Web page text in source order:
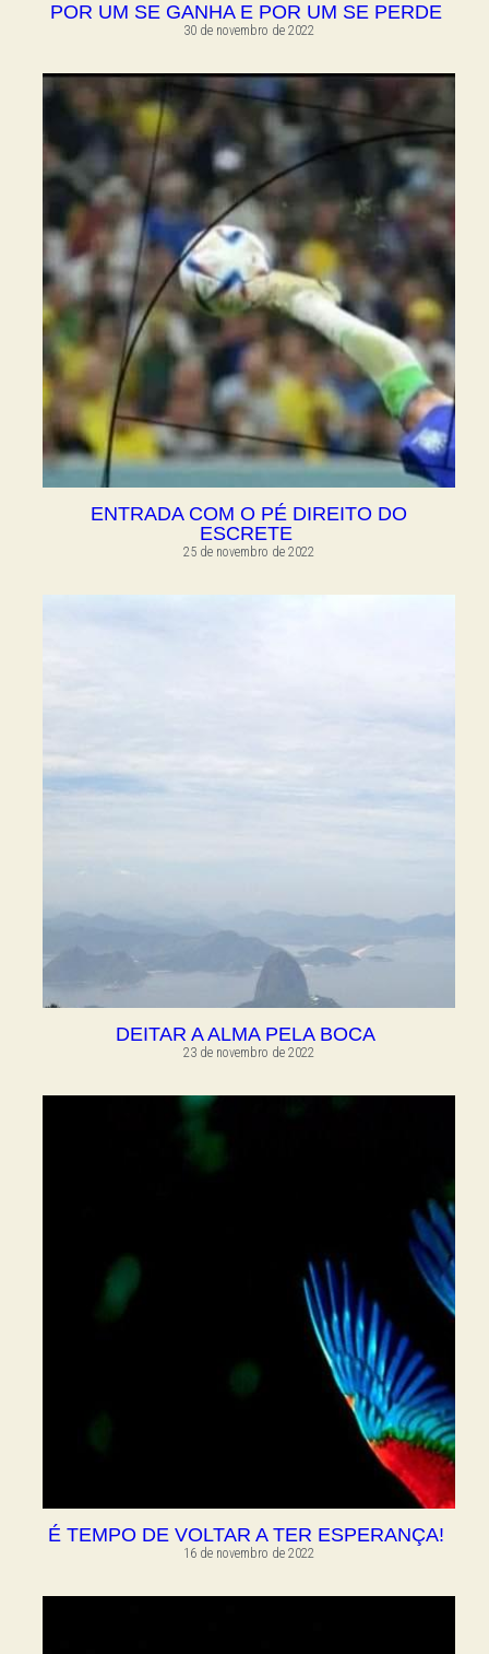
POR UM SE GANHA E POR UM SE PERDE
30 de novembro de 2022
ENTRADA COM O PÉ DIREITO DO
ESCRETE
25 de novembro de 2022
DEITAR A ALMA PELA BOCA
23 de novembro de 2022
É TEMPO DE VOLTAR A TER ESPERANÇA!
16 de novembro de 2022